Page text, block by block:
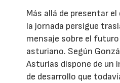
Más allá de presentar
la jornada persigue
mensaje sobre el
asturiano. Según
Asturias dispone de
de desarrollo que